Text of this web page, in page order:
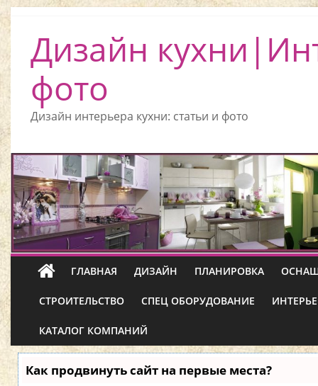
Дизайн
фото
Дизайн интерьера кухни: статьи и фото
ГЛАВНАЯ ДИЗАЙН ПЛАНИРОВКА
СТРОИТЕЛЬСТВО СПЕЦ ОБОРУДОВАНИЕ
КАТАЛОГ КОМПАНИЙ
Как продвинуть сайт на первые места?